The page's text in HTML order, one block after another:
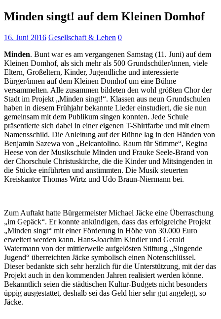
Minden singt! auf dem Kleinen Domhof
16. Juni 2016 Gesellschaft & Leben 0
Minden. Bunt war es am vergangenen Samstag (11. Juni) auf dem
Kleinen Domhof, als sich mehr als 500 Grundschüler/innen, viele
Eltern, Großeltern, Kinder, Jugendliche und interessierte
Bürger/innen auf dem Kleinen Domhof um eine Bühne
versammelten. Alle zusammen bildeten den wohl größten Chor der
Stadt im Projekt „Minden singt!“. Klassen aus neun Grundschulen
haben in diesem Frühjahr bekannte Lieder einstudiert, die sie nun
gemeinsam mit dem Publikum singen konnten. Jede Schule
präsentierte sich dabei in einer eigenen T-Shirtfarbe und mit einem
Namensschild. Die Anleitung auf der Bühne lag in den Händen von
Benjamin Sazewa von „Belcantolino. Raum für Stimme“, Regina
Heese von der Musikschule Minden und Frauke Seele-Brand von
der Chorschule Christuskirche, die die Kinder und Mitsingenden in
die Stücke einführten und anstimmten. Die Musik steuerten
Kreiskantor Thomas Wirtz und Udo Braun-Niermann bei.
Zum Auftakt hatte Bürgermeister Michael Jäcke eine Überraschung
„im Gepäck“. Er konnte ankündigen, dass das erfolgreiche Projekt
„Minden singt“ mit einer Förderung in Höhe von 30.000 Euro
erweitert werden kann. Hans-Joachim Kindler und Gerald
Watermann von der mittlerweile aufgelösten Stiftung „Singende
Jugend“ überreichten Jäcke symbolisch einen Notenschlüssel.
Dieser bedankte sich sehr herzlich für die Unterstützung, mit der das
Projekt auch in den kommenden Jahren realisiert werden könne.
Bekanntlich seien die städtischen Kultur-Budgets nicht besonders
üppig ausgestattet, deshalb sei das Geld hier sehr gut angelegt, so
Jäcke.